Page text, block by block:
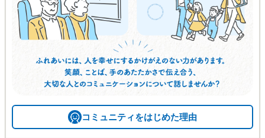
コミュニティをはじめた理由